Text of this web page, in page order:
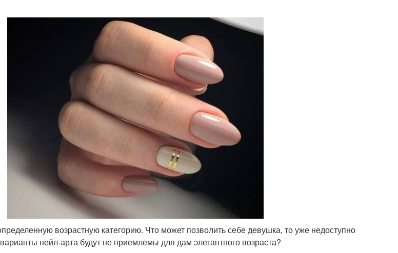
возрастную категорию. Что может позволить себе девушка, то уже недоступно
нейл-арта будут не приемлемы для дам элегантного возраста?